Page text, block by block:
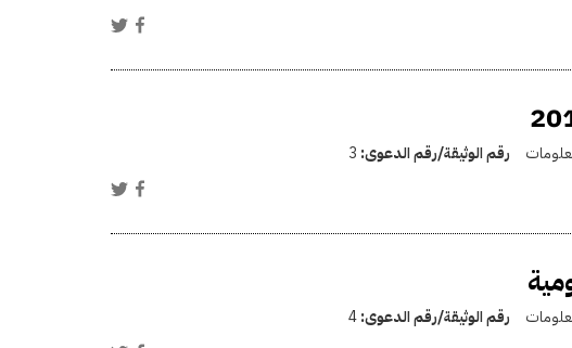
رقم الوثيقة/رقم الدعوى: 3
رقم الوثيقة/رقم الدعوى:4